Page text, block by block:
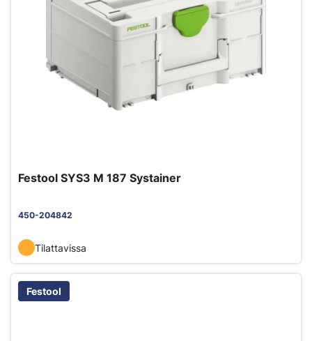
Festool SYS3 M 187 Systainer
450-204842
Tilattavissa
Festool